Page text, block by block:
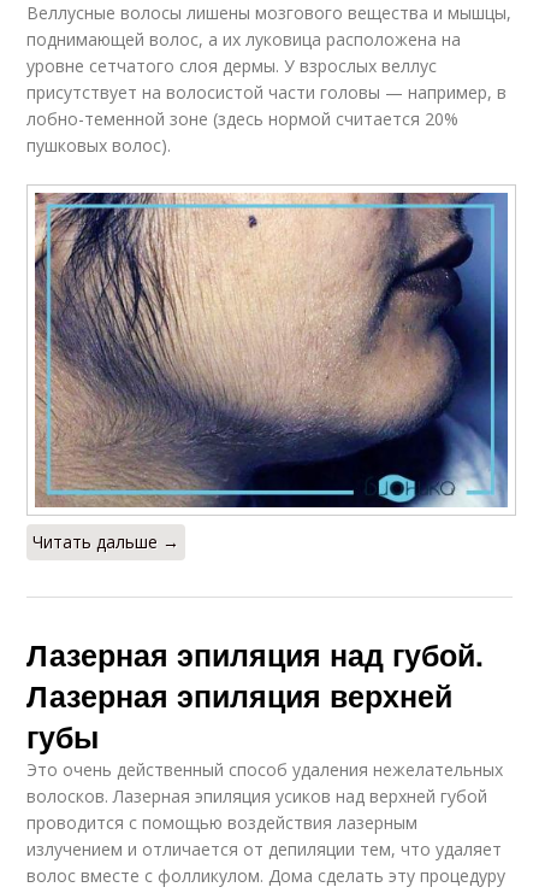
Веллусные волосы лишены мозгового вещества и мышцы,
поднимающей волос, а их луковица расположена на
уровне сетчатого слоя дермы. У взрослых веллус
присутствует на волосистой части головы — например, в
лобно-теменной зоне (здесь нормой считается 20%
пушковых волос).
Читать дальше →
Лазерная эпиляция над губой.
Лазерная эпиляция верхней
губы
Это очень действенный способ удаления нежелательных
волосков. Лазерная эпиляция усиков над верхней губой
проводится с помощью воздействия лазерным
излучением и отличается от депиляции тем, что удаляет
волос вместе с фолликулом. Дома сделать эту процедуру